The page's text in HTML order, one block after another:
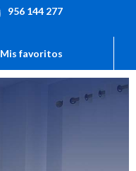
956 144 277
Mis favoritos